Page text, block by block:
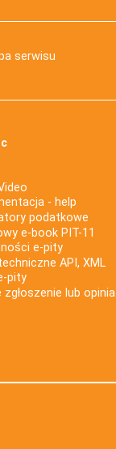
serwisu
- help
podatkowe
e-book PIT-11
e-pity
API, XML
pity
zgłoszenie lub opinia